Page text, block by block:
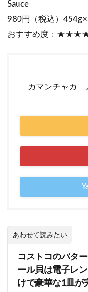
Sauce
980円（税込）
おすすめ度：
カマンチャカ
あわせて読みたい
コストコのバタ
ール貝は電子レ
けで豪華な1皿が